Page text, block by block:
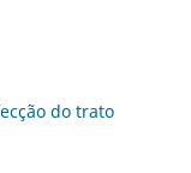
do trato